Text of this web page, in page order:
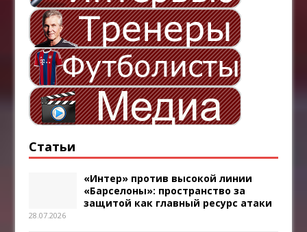
Статьи
«Интер» против высокой линии
«Барселоны»: пространство за
защитой как главный ресурс атаки
28.07.2026